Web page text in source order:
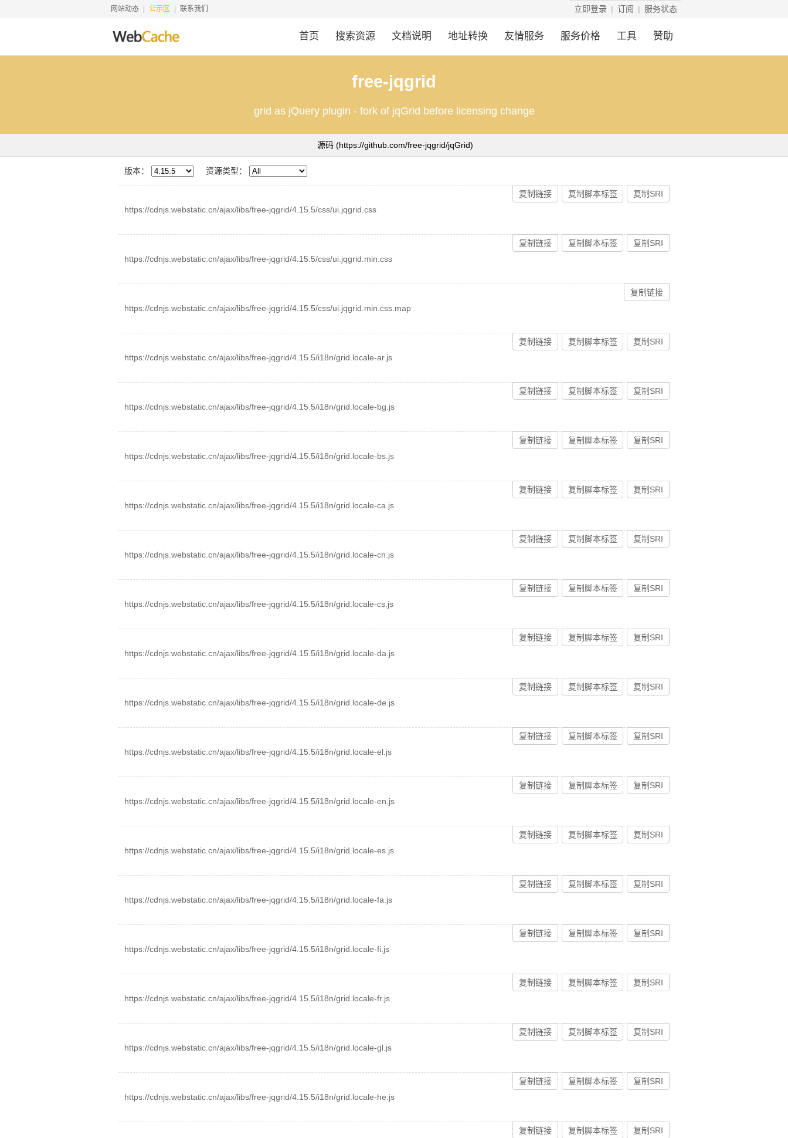
网站动态 公示区 联系我们 立即登录 订阅 服务状态
首页 搜索资源 文档说明 地址转换 友情服务 服务价格 工具 赞助
free-jqgrid
grid as jQuery plugin - fork of jqGrid before licensing change
源码 (https://github.com/free-jqgrid/jqGrid)
版本： 资源类型：
https://cdnjs.webstatic.cn/ajax/libs/free-jqgrid/4.15.5/css/ui.jqgrid.css
复制链接 复制脚本标签 复制SRI
https://cdnjs.webstatic.cn/ajax/libs/free-jqgrid/4.15.5/css/ui.jqgrid.min.css
复制链接 复制脚本标签 复制SRI
https://cdnjs.webstatic.cn/ajax/libs/free-jqgrid/4.15.5/css/ui.jqgrid.min.css.map
复制链接
https://cdnjs.webstatic.cn/ajax/libs/free-jqgrid/4.15.5/i18n/grid.locale-ar.js
复制链接 复制脚本标签 复制SRI
https://cdnjs.webstatic.cn/ajax/libs/free-jqgrid/4.15.5/i18n/grid.locale-bg.js
复制链接 复制脚本标签 复制SRI
https://cdnjs.webstatic.cn/ajax/libs/free-jqgrid/4.15.5/i18n/grid.locale-bs.js
复制链接 复制脚本标签 复制SRI
https://cdnjs.webstatic.cn/ajax/libs/free-jqgrid/4.15.5/i18n/grid.locale-ca.js
复制链接 复制脚本标签 复制SRI
https://cdnjs.webstatic.cn/ajax/libs/free-jqgrid/4.15.5/i18n/grid.locale-cn.js
复制链接 复制脚本标签 复制SRI
https://cdnjs.webstatic.cn/ajax/libs/free-jqgrid/4.15.5/i18n/grid.locale-cs.js
复制链接 复制脚本标签 复制SRI
https://cdnjs.webstatic.cn/ajax/libs/free-jqgrid/4.15.5/i18n/grid.locale-da.js
复制链接 复制脚本标签 复制SRI
https://cdnjs.webstatic.cn/ajax/libs/free-jqgrid/4.15.5/i18n/grid.locale-de.js
复制链接 复制脚本标签 复制SRI
https://cdnjs.webstatic.cn/ajax/libs/free-jqgrid/4.15.5/i18n/grid.locale-el.js
复制链接 复制脚本标签 复制SRI
https://cdnjs.webstatic.cn/ajax/libs/free-jqgrid/4.15.5/i18n/grid.locale-en.js
复制链接 复制脚本标签 复制SRI
https://cdnjs.webstatic.cn/ajax/libs/free-jqgrid/4.15.5/i18n/grid.locale-es.js
复制链接 复制脚本标签 复制SRI
https://cdnjs.webstatic.cn/ajax/libs/free-jqgrid/4.15.5/i18n/grid.locale-fa.js
复制链接 复制脚本标签 复制SRI
https://cdnjs.webstatic.cn/ajax/libs/free-jqgrid/4.15.5/i18n/grid.locale-fi.js
复制链接 复制脚本标签 复制SRI
https://cdnjs.webstatic.cn/ajax/libs/free-jqgrid/4.15.5/i18n/grid.locale-fr.js
复制链接 复制脚本标签 复制SRI
https://cdnjs.webstatic.cn/ajax/libs/free-jqgrid/4.15.5/i18n/grid.locale-gl.js
复制链接 复制脚本标签 复制SRI
https://cdnjs.webstatic.cn/ajax/libs/free-jqgrid/4.15.5/i18n/grid.locale-he.js
复制链接 复制脚本标签 复制SRI
复制链接 复制脚本标签 复制SRI